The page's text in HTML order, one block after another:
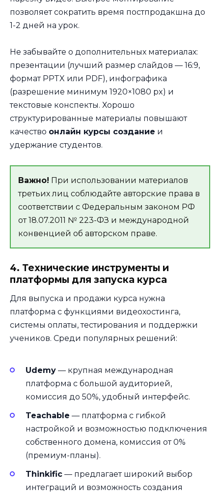
позволяет сократить время постпродакшна до
1-2 дней на урок.
Не забывайте о дополнительных материалах:
презентации (лучший размер слайдов — 16:9,
формат PPTX или PDF), инфографика
(разрешение минимум 1920×1080 px) и
текстовые конспекты. Хорошо
структурированные материалы повышают
качество онлайн курсы создание и
удержание студентов.
Важно! При использовании материалов
третьих лиц соблюдайте авторские права в
соответствии с Федеральным законом РФ
от 18.07.2011 № 223-ФЗ и международной
конвенцией об авторском праве.
4. Технические инструменты и
платформы для запуска курса
Для выпуска и продажи курса нужна
платформа с функциями видеохостинга,
системы оплаты, тестирования и поддержки
учеников. Среди популярных решений:
Udemy — крупная международная
платформа с большой аудиторией,
комиссия до 50%, удобный интерфейс.
Teachable — платформа с гибкой
настройкой и возможностью подключения
собственного домена, комиссия от 0%
(премиум-планы).
Thinkific — предлагает широкий выбор
интеграций и возможность создания